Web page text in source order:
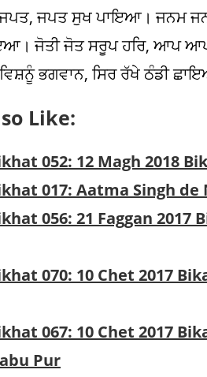
ਜਪਤ ਸੁਖ ਪਾਇਆ। ਜਨਮ
ਜੋਤੀ ਜੋਤ ਸਰੂਪ ਹਰਿ, ਆਪ
ਭਗਵਾਨ, ਸਿਰ ਰੱਖੇ ਠੰਡੀ
Like:
052: 12 Magh 2018
017: Aatma Singh de
056: 21 Faggan 2017
070: 10 Chet 2017
067: 10 Chet 2017
Pur